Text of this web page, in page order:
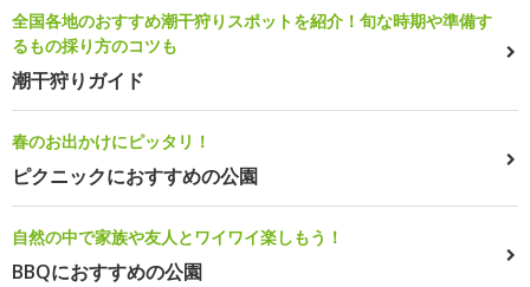
全国各地のおすすめ潮干狩りスポットを紹介！旬な時期や準備す
るもの採り方のコツも
潮干狩りガイド
春のお出かけにピッタリ！
ピクニックにおすすめの公園
自然の中で家族や友人とワイワイ楽しもう！
BBQにおすすめの公園